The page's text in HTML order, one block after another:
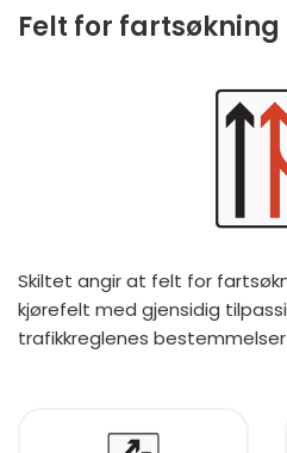
Felt for fartsøkning
Skiltet angir at felt for
kjørefelt med gjensidig
trafikkreglenes